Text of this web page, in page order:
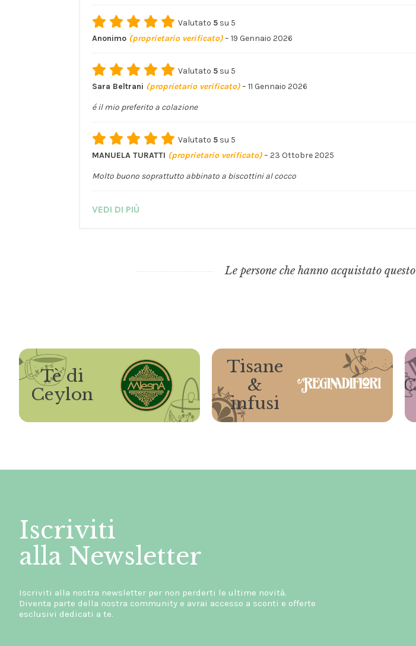
Valutato 5su 5
Anonimo (proprietario verificato)– 19 Gennaio 2026
Valutato 5su 5
Sara Beltrani (proprietario verificato)– 11 Gennaio 2026
é il mio preferito a colazione
Valutato 5su 5
MANUELA TURATTI (proprietario verificato)– 23 Ottobre 2025
Molto buono soprattutto abbinato a biscottini al cocco
VEDI DI PIÙ
Le persone che hanno acquistato
Tè di
Ceylon
Tisane
&
infusi
Iscriviti
alla Newsletter
Iscriviti alla nostra newsletter per non perderti le ultime novità.
Diventa parte della nostra community e avrai accesso a sconti e offerte
esclusivi dedicati a te.